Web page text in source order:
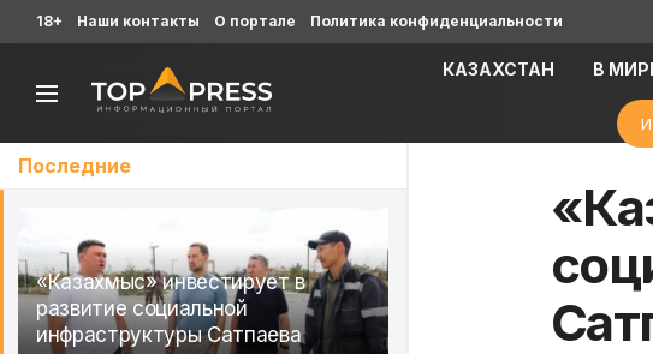
Последние
«Казахмыс» инвестирует в
развитие социальной
инфраструктуры Сатпаева
18+ Наши контакты О портале Политика конфиденциальности
КАЗАХСТАН В